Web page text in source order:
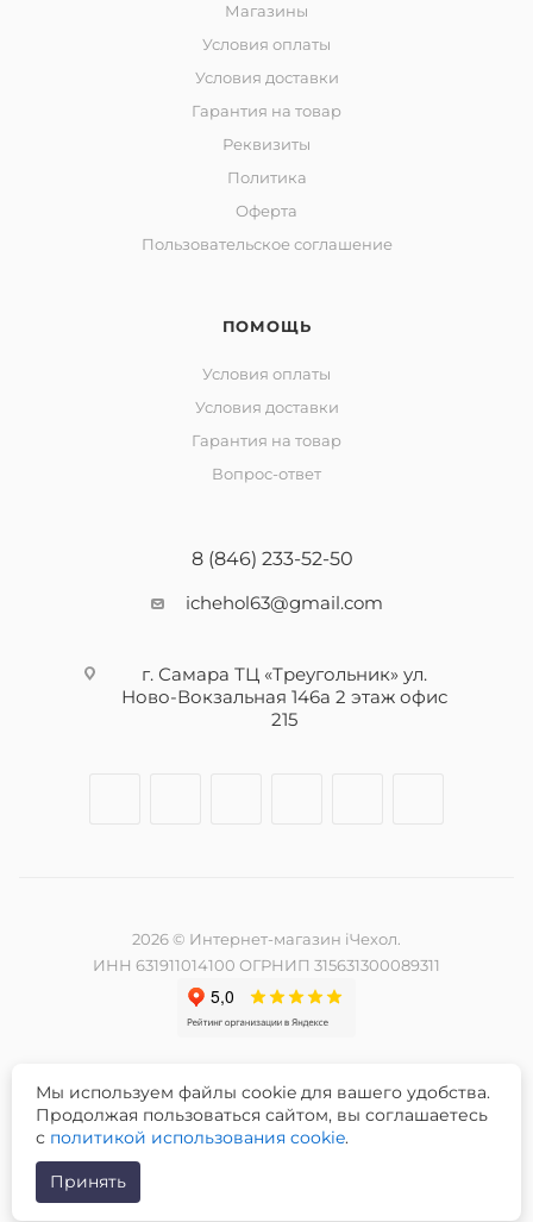
Магазины
Условия оплаты
Условия доставки
Гарантия на товар
Реквизиты
Политика
Оферта
Пользовательское соглашение
ПОМОЩЬ
Условия оплаты
Условия доставки
Гарантия на товар
Вопрос-ответ
8 (846) 233-52-50
ichehol63@gmail.com
г. Самара ТЦ «Треугольник» ул.
Ново-Вокзальная 146а 2 этаж офис
215
2026 © Интернет-магазин iЧехол.
ИНН 631911014100 ОГРНИП 315631300089311
Разработка и продвижение сайта -
Мы используем файлы cookie для вашего удобства.
Продолжая пользоваться сайтом, вы соглашаетесь
с политикой использования cookie.
Принять